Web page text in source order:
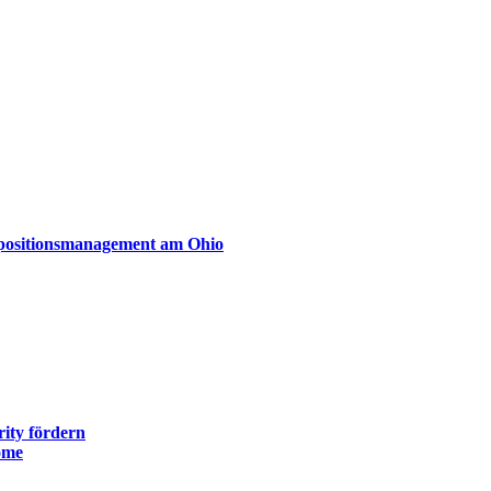
am Ohio
fördern